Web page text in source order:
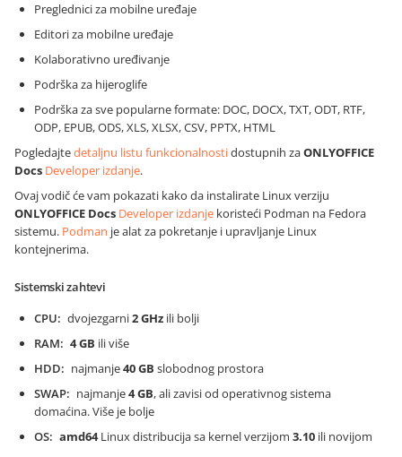
Preglednici za mobilne uređaje
Editori za mobilne uređaje
Kolaborativno uređivanje
Podrška za hijeroglife
Podrška za sve popularne formate: DOC, DOCX, TXT, ODT, RTF,
ODP, EPUB, ODS, XLS, XLSX, CSV, PPTX, HTML
Pogledajtedetaljnu listu funkcionalnostidostupnih zaONLYOFFICE
Docs Developer izdanje.
Ovaj vodič će vam pokazati kako da instalirate Linux verziju
ONLYOFFICE Docs Developer izdanje koristeći Podman na Fedora
sistemu. Podman je alat za pokretanje i upravljanje Linux
kontejnerima.
Sistemski zahtevi
CPU
dvojezgarni2 GHz ili bolji
RAM
4 GB ili više
HDD
najmanje40 GB slobodnog prostora
SWAP
najmanje4 GB, ali zavisi od operativnog sistema
domaćina. Više je bolje
OS
amd64Linux distribucija sa kernel verzijom 3.10 ili novijom